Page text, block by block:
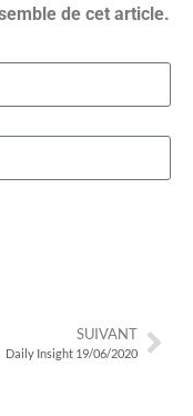
de cet article.
SUIVANT
Daily Insight 19/06/2020